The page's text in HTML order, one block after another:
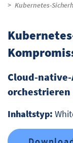
Kubernetes-
Cloud-
orchestrieren
Inhaltstyp: